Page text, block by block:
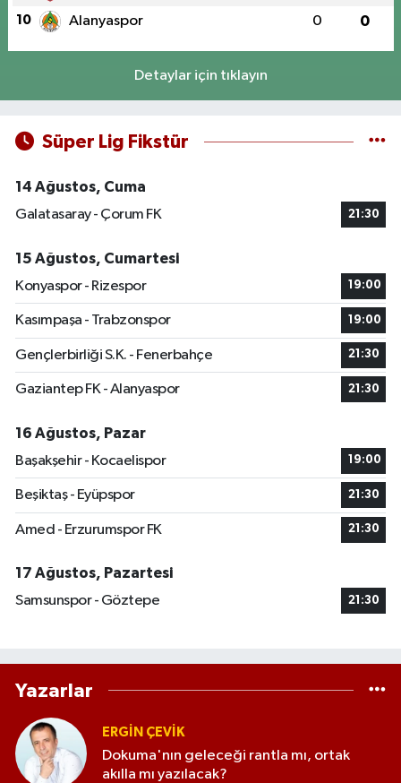
10 Alanyaspor 0 0
Detaylar için tıklayın
Süper Lig Fikstür
14 Ağustos, Cuma
Galatasaray - Çorum FK
21:30
15 Ağustos, Cumartesi
Konyaspor - Rizespor
19:00
Kasımpaşa - Trabzonspor 19:00
Gençlerbirliği S.K. - Fenerbahçe 21:30
Gaziantep FK - Alanyaspor 21:30
16 Ağustos, Pazar
Başakşehir - Kocaelispor
19:00
Beşiktaş - Eyüpspor 21:30
Amed - Erzurumspor FK 21:30
17 Ağustos, Pazartesi
Samsunspor - Göztepe
21:30
Yazarlar
ERGIN ÇEVİK
Dokuma'nın geleceği rantla mı, ortak
akılla mı yazılacak?